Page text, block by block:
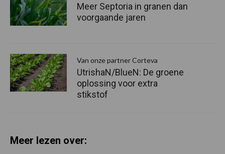
Meer Septoria in granen dan
voorgaande jaren
Van onze partner Corteva
UtrishaN/BlueN: De groene
oplossing voor extra
stikstof
Meer lezen over: